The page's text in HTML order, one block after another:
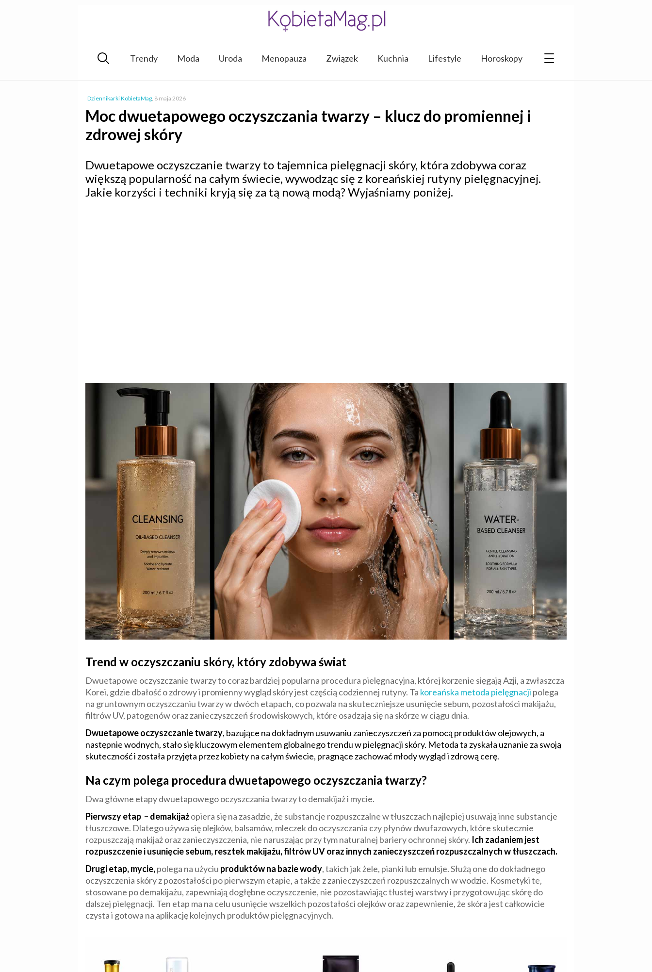
Trendy Moda Uroda Menopauza Związek Kuchnia Lifestyle Horoskopy
Dziennikarki KobietaMag, 8 maja 2026
Moc dwuetapowego oczyszczania twarzy – klucz do promiennej i
zdrowej skóry
Dwuetapowe oczyszczanie twarzy to tajemnica pielęgnacji skóry, która zdobywa coraz
większą popularność na całym świecie, wywodząc się z koreańskiej rutyny pielęgnacyjnej.
Jakie korzyści i techniki kryją się za tą nową modą? Wyjaśniamy poniżej.
Trend w oczyszczaniu skóry, który zdobywa świat
Dwuetapowe oczyszczanie twarzy to coraz bardziej popularna procedura pielęgnacyjna, której korzenie sięgają Azji, a zwłaszcza
Korei, gdzie dbałość o zdrowy i promienny wygląd skóry jest częścią codziennej rutyny. Ta koreańska metoda pielęgnacji polega
na gruntownym oczyszczaniu twarzy w dwóch etapach, co pozwala na skuteczniejsze usunięcie sebum, pozostałości makijażu,
filtrów UV, patogenów oraz zanieczyszczeń środowiskowych, które osadzają się na skórze w ciągu dnia.
Dwuetapowe oczyszczanie twarzy, bazujące na dokładnym usuwaniu zanieczyszczeń za pomocą produktów olejowych, a
następnie wodnych, stało się kluczowym elementem globalnego trendu w pielęgnacji skóry. Metoda ta zyskała uznanie za swoją
skuteczność i została przyjęta przez kobiety na całym świecie, pragnące zachować młody wygląd i zdrową cerę.
Na czym polega procedura dwuetapowego oczyszczania twarzy?
Dwa główne etapy dwuetapowego oczyszczania twarzy to demakijaż i mycie.
Pierwszy etap – demakijażopiera się na zasadzie, że substancje rozpuszczalne w tłuszczach najlepiej usuwają inne substancje
tłuszczowe. Dlatego używa się olejków, balsamów, mleczek do oczyszczania czy płynów dwufazowych, które skutecznie
rozpuszczają makijaż oraz zanieczyszczenia, nie naruszając przy tym naturalnej bariery ochronnej skóry. Ich zadaniem jest
rozpuszczenie i usunięcie sebum, resztek makijażu, filtrów UV oraz innych zanieczyszczeń rozpuszczalnych w tłuszczach.
Drugi etap, mycie,polega na użyciu produktów na bazie wody, takich jak żele, pianki lub emulsje. Służą one do dokładnego
oczyszczenia skóry z pozostałości po pierwszym etapie, a także z zanieczyszczeń rozpuszczalnych w wodzie. Kosmetyki te,
stosowane po demakijażu, zapewniają dogłębne oczyszczenie, nie pozostawiając tłustej warstwy i przygotowując skórę do
dalszej pielęgnacji. Ten etap ma na celu usunięcie wszelkich pozostałości olejków oraz zapewnienie, że skóra jest całkowicie
czysta i gotowa na aplikację kolejnych produktów pielęgnacyjnych.